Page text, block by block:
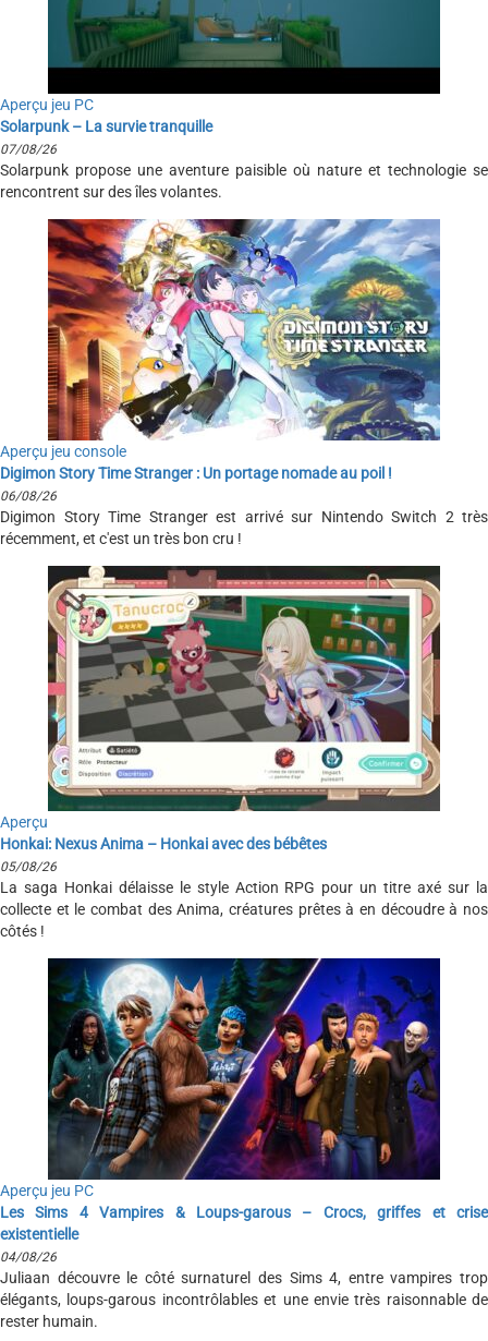
Aperçu jeu PC
Solarpunk – La survie tranquille
07/08/26
Solarpunk propose une aventure paisible où nature et technologie se
rencontrent sur des îles volantes.
Aperçu jeu console
Digimon Story Time Stranger : Un portage nomade au poil !
06/08/26
Digimon Story Time Stranger est arrivé sur Nintendo Switch 2 très
récemment, et c'est un très bon cru !
Aperçu
Honkai: Nexus Anima – Honkai avec des bébêtes
05/08/26
La saga Honkai délaisse le style Action RPG pour un titre axé sur la
collecte et le combat des Anima, créatures prêtes à en découdre à nos
côtés !
Aperçu jeu PC
Les Sims 4 Vampires & Loups-garous – Crocs, griffes et crise
existentielle
04/08/26
Juliaan découvre le côté surnaturel des Sims 4, entre vampires trop
élégants, loups-garous incontrôlables et une envie très raisonnable de
rester humain.